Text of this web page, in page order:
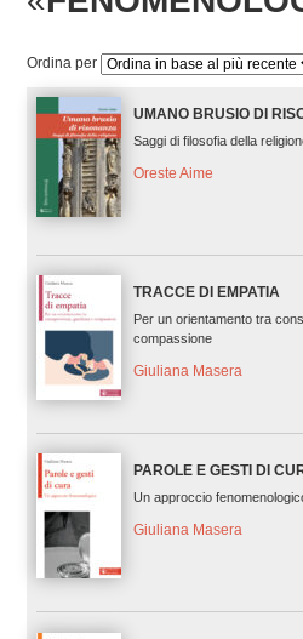
Ordina per
UMANO BRUSIO DI
Saggi di filosofia della
Oreste Aime
TRACCE DI EMPATIA
Per un orientamento tra
compassione
Giuliana Masera
PAROLE E GESTI DI
Un approccio
Giuliana Masera